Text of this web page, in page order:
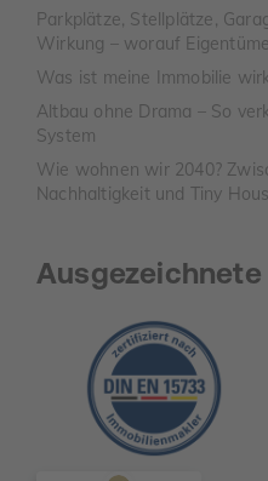
Parkplätze, Stellplätze,
Wirkung – worauf
Was ist meine Immobilie
Altbau ohne Drama – So
System
Wie wohnen wir 2040?
Nachhaltigkeit und Tiny